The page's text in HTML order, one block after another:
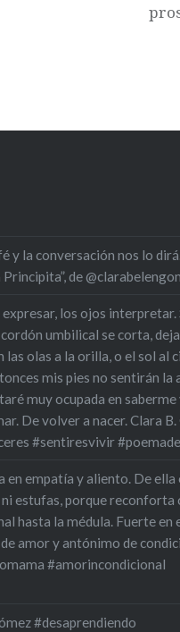
y la conversación nos lo
de
los ojos interpretar.
umbilical se corta,
las olas a la orilla, o el sol al
mis pies no sentirán la
muy ocupada en saberme
De volver a nacer. Clara B.
#sentiresvivir
en empatía y aliento. De ella
estufas, porque reconforta
hasta la médula. Fuerte en
amor y antónimo de
#amorincondicional
#desaprendiendo